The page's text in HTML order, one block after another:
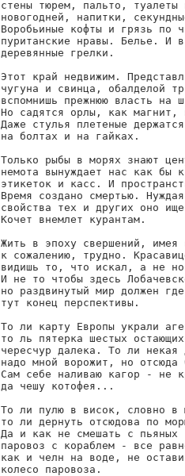
стены тюрем, пальто, туалеты
новогодней, напитки,
Воробьиные кофты и грязь по
пуританские нравы. Белье. И
деревянные грелки.
Этот край недвижим.
чугуна и свинца, обалделой
вспомнишь прежнюю власть на
Но садятся орлы, как магнит,
Даже стулья плетеные
на болтах и на гайках.
Только рыбы в морях знают
немота вынуждает нас как бы
этикеток и касс. И
Время создано смертью.
свойства тех и других оно
Кочет внемлет курантам.
Жить в эпоху свершений, имея
к сожалению, трудно.
видишь то, что искал, а не
И не то чтобы здесь
но раздвинутый мир должен
тут конец перспективы.
То ли карту Европы украли
то ль пятерка шестых
чересчур далека. То ли некая
надо мной ворожит, но отсюда
Сам себе наливаю кагор - не
да чешу котофея...
То ли пулю в висок, словно в
то ли дернуть отсюдова по
Да и как не смешать с пьяных
паровоз с кораблем - все
как и челн на воде, не
колесо паровоза.